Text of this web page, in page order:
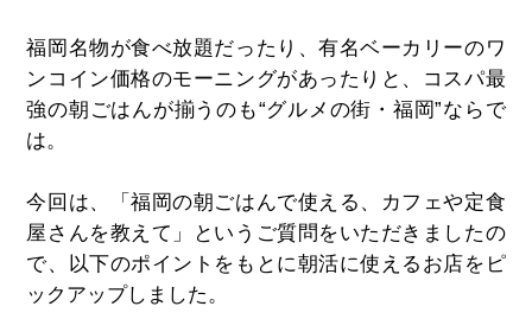
福岡名物が食べ放題だったり、有名ベーカリーのワ
ンコイン価格のモーニングがあったりと、コスパ最
強の朝ごはんが揃うのも“グルメの街・福岡”ならで
は。
今回は、「福岡の朝ごはんで使える、カフェや定食
屋さんを教えて」というご質問をいただきましたの
で、以下のポイントをもとに朝活に使えるお店をピ
ックアップしました。